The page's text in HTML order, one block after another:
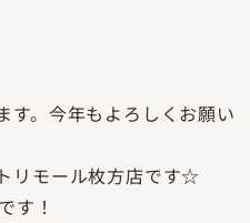
す。今年もよろしくお願い
リモール枚方店です☆
す！